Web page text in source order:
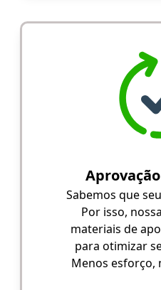
Sabemos que
Por isso,
materiais de
para otimizar
Menos esforço,